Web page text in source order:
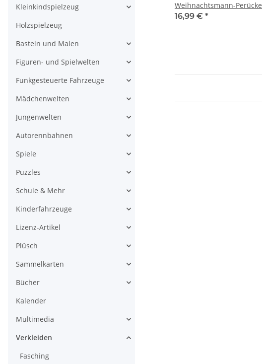
Weihnachtsmann-Perücke
16,99 € *
Kleinkindspielzeug
Holzspielzeug
Basteln und Malen
Figuren- und Spielwelten
Funkgesteuerte Fahrzeuge
Mädchenwelten
Jungenwelten
Autorennbahnen
Spiele
Puzzles
Schule & Mehr
Kinderfahrzeuge
Lizenz-Artikel
Plüsch
Sammelkarten
Bücher
Kalender
Multimedia
Verkleiden
Fasching